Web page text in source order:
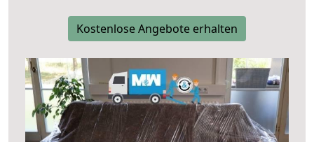
Kostenlose Angebote erhalten